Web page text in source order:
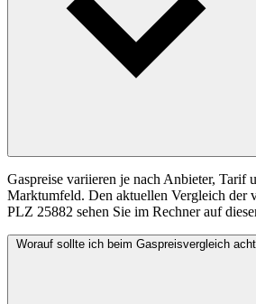
Gaspreise variieren je nach Anbieter, Tarif
Marktumfeld. Den aktuellen Vergleich der
PLZ 25882 sehen Sie im Rechner auf
Worauf sollte ich beim Gaspreisvergleich